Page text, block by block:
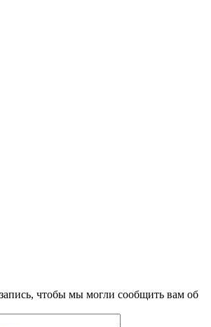
чтобы мы могли сообщить вам об